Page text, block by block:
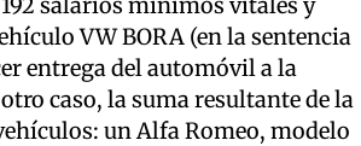
VW BORA (en la sentencia
entrega del automóvil a la
caso, la suma resultante de la
un Alfa Romeo, modelo